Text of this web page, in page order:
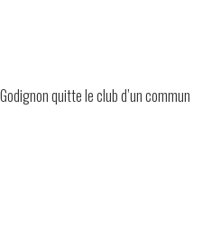
quitte le club d’un commun